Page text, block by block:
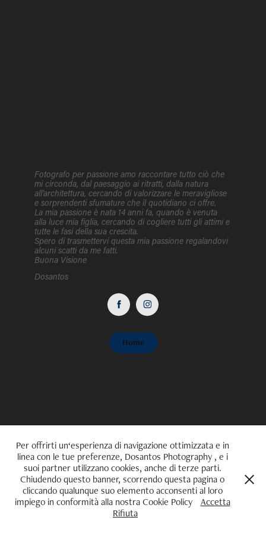
Fotografo per passione amo raccontare tutto ciò che
mi circonda, dal paesaggio ai ritratti, dalla natura
all'architettura, cercando di valorizzare le meravigliose
e sorprendenti sfumature che il quotidiano ci offre.
La mia passione è nata 14 anni fa, quando è venuta
alla luce mia figlia, cercando di cogliere tutti gli attimi e
tutte le fasi della sua crescita.
Spero di trasmettervi questa mia passione regalandovi
alcuni scatti da me fatti.
Buona Visione
Dosantos
Home
Per offrirti un‘esperienza di navigazione ottimizzata e in
linea con le tue preferenze, Dosantos Photography , e i
suoi partner utilizzano cookies, anche di terze parti.
Chiudendo questo banner, scorrendo questa pagina o
cliccando qualunque suo elemento acconsenti al loro
impiego in conformità alla nostra Cookie Policy
Accetta
Rifiuta